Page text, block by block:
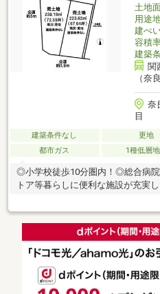
土地
用途
建ぺ
容積
建築
関
（奈
奈
目
建築条件なし 更地
都市ガス
1種低層
◎小学校徒歩10分圏内！◎総合病
トア等暮らしに便利な施設が充実